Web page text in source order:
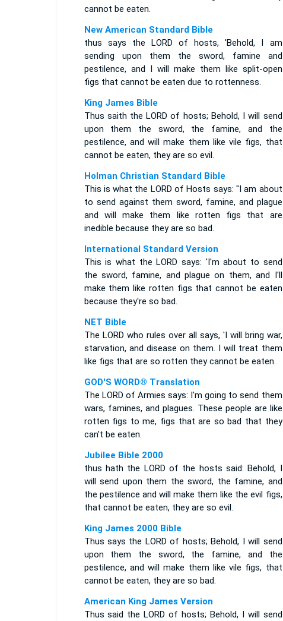
cannot be eaten.
New American Standard Bible
thus says the LORD of hosts, 'Behold, I am
sending upon them the sword, famine and
pestilence, and I will make them like split-open
figs that cannot be eaten due to rottenness.
King James Bible
Thus saith the LORD of hosts; Behold, I will send
upon them the sword, the famine, and the
pestilence, and will make them like vile figs, that
cannot be eaten, they are so evil.
Holman Christian Standard Bible
This is what the LORD of Hosts says: "I am about
to send against them sword, famine, and plague
and will make them like rotten figs that are
inedible because they are so bad.
International Standard Version
This is what the LORD says: 'I'm about to send
the sword, famine, and plague on them, and I'll
make them like rotten figs that cannot be eaten
because they're so bad.
NET Bible
The LORD who rules over all says, 'I will bring war,
starvation, and disease on them. I will treat them
like figs that are so rotten they cannot be eaten.
GOD'S WORD® Translation
The LORD of Armies says: I'm going to send them
wars, famines, and plagues. These people are like
rotten figs to me, figs that are so bad that they
can't be eaten.
Jubilee Bible 2000
thus hath the LORD of the hosts said: Behold, I
will send upon them the sword, the famine, and
the pestilence and will make them like the evil figs,
that cannot be eaten, they are so evil.
King James 2000 Bible
Thus says the LORD of hosts; Behold, I will send
upon them the sword, the famine, and the
pestilence, and will make them like vile figs, that
cannot be eaten, they are so bad.
American King James Version
Thus said the LORD of hosts; Behold, I will send